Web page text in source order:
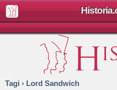
Tagi › Lord Sandwich